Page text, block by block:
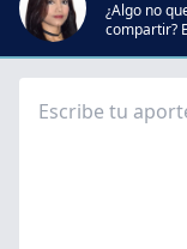
¿Algo no
compartir?